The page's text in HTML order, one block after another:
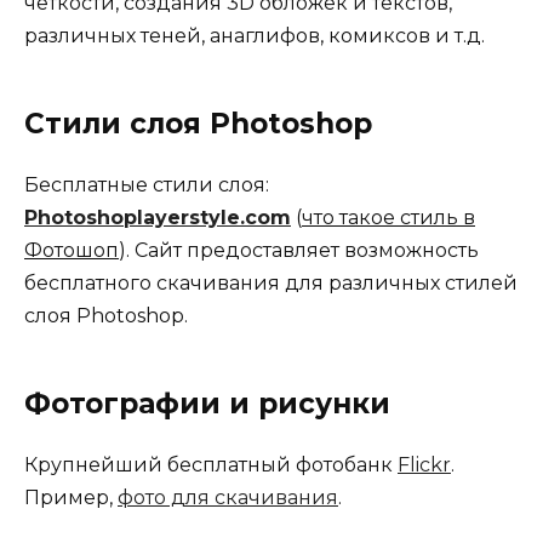
различных теней, анаглифов, комиксов и т.д.
Стили слоя Photoshop
Бесплатные стили слоя:
Photoshoplayerstyle.com (что такое стиль в
Фотошоп). Сайт предоставляет возможность
бесплатного скачивания для различных стилей
слоя Photoshop.
Фотографии и рисунки
Крупнейший бесплатный фотобанк Flickr.
Пример, фото для скачивания.